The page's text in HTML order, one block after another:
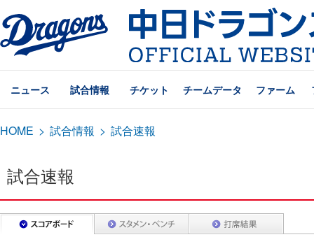
ニュース 試合情報 チケット チームデータ ファーム
HOME > 試合情報 > 試合速報
試合速報